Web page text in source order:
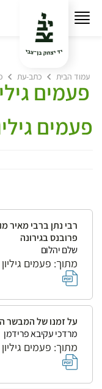
עמוד הבית כתב-עת
פעמים גיליון
פעמים גיליון
רבי נתן ברבי מאיר
פרובנס בגירונה
שלם יהלום
מתוך: פעמים גיליון 91
על זמנו של המבשר
מרדכי עקיבא פרידמן
מתוך: פעמים גיליון 91